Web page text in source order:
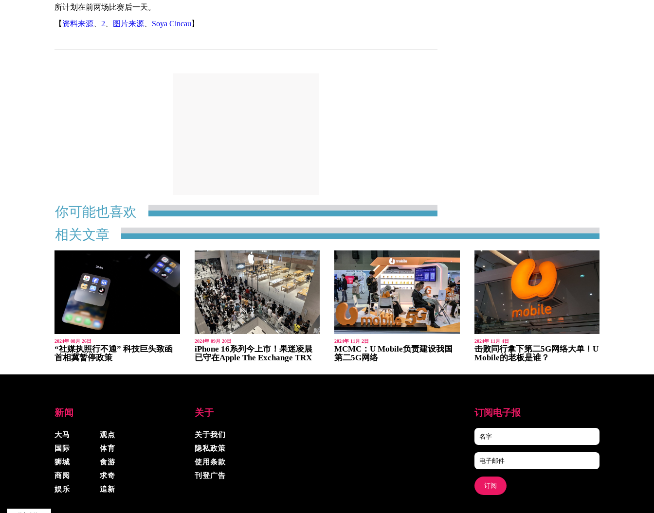
所计划在前两场比赛后一天。
【 资料来源 2 图片来源 Soya Cincau 】
你可能也喜欢
相关文章
2024年 08月 26日
“社媒执照行不通” 科技巨头致函
首相冀暂停政策
2024年 09月 20日
iPhone 16系列今上市！果迷凌晨
已守在Apple The Exchange TRX
2024年 11月 2日
MCMC：U Mobile负责建设我国
第二5G网络
2024年 11月 4日
击败同行拿下第二5G网络大单！U
Mobile的老板是谁？
新闻
大马
国际
狮城
商阅
娱乐
观点
体育
食游
求奇
追新
关于
关于我们
隐私政策
使用条款
刊登广告
订阅电子报
订阅